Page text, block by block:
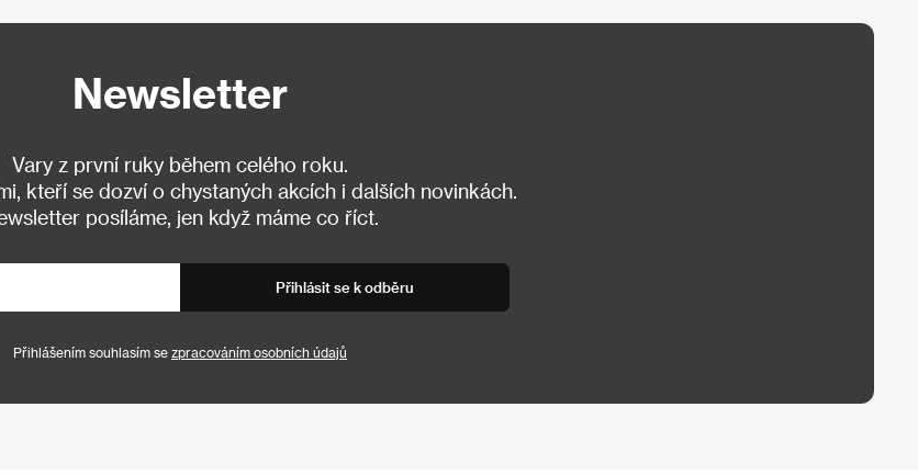
Newsletter
Vary z první ruky během celého roku.
kteří se dozví o chystaných akcích i dalších novinkách.
posíláme, jen když máme co říct.
Přihlásit se k odběru
Přihlášením souhlasím se zpracováním osobních údajů